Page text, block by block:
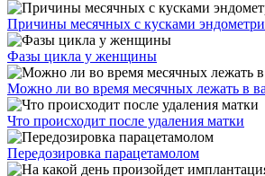
Причины месячных с кусками
Фазы цикла у женщины
Можно ли во время месячных лежать в
Что происходит после удаления матки
Передозировка парацетамолом